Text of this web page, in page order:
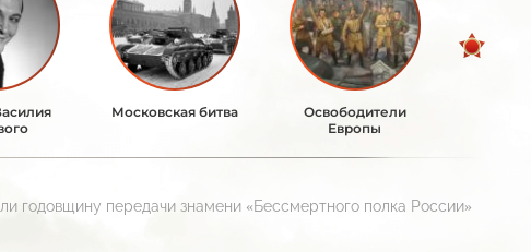
Московская битва
Освободители
Европы
годовщину передачи знамени «Бессмертного полка России»